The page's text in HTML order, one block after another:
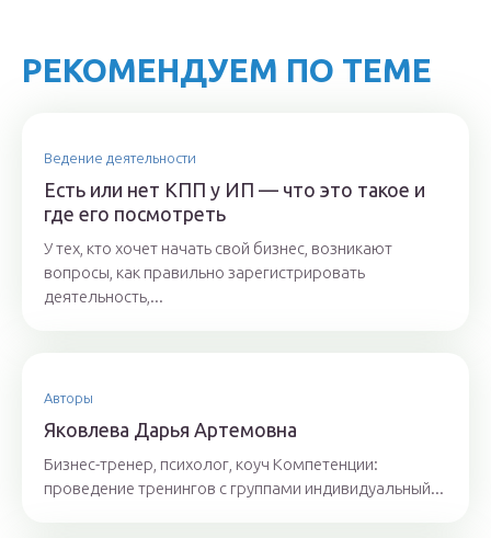
РЕКОМЕНДУЕМ ПО ТЕМЕ
Ведение деятельности
Есть или нет КПП у ИП — что это такое и
где его посмотреть
У тех, кто хочет начать свой бизнес, возникают
вопросы, как правильно зарегистрировать
деятельность,...
Авторы
Якoвлeвa Дapья Aртeмoвнa
Бизнес-тренер, психолог, коуч Компетенции:
проведение тренингов с группами индивидуальный...